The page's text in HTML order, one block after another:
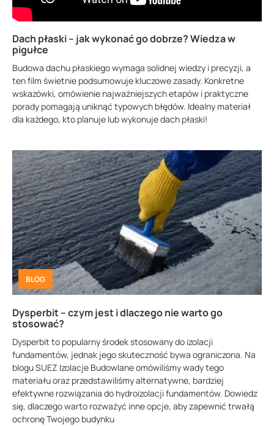
Dach płaski – jak wykonać go dobrze? Wiedza w
pigułce
Budowa dachu płaskiego wymaga solidnej wiedzy i precyzji, a
ten film świetnie podsumowuje kluczowe zasady. Konkretne
wskazówki, omówienie najważniejszych etapów i praktyczne
porady pomagają uniknąć typowych błędów. Idealny materiał
dla każdego, kto planuje lub wykonuje dach płaski!
BLOG
Dysperbit – czym jest i dlaczego nie warto go
stosować?
Dysperbit to popularny środek stosowany do izolacji
fundamentów, jednak jego skuteczność bywa ograniczona. Na
blogu SUEZ Izolacje Budowlane omówiliśmy wady tego
materiału oraz przedstawiliśmy alternatywne, bardziej
efektywne rozwiązania do hydroizolacji fundamentów. Dowiedz
się, dlaczego warto rozważyć inne opcje, aby zapewnić trwałą
ochronę Twojego budynku